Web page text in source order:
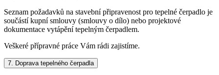
Seznam požadavků na stavební připravenost pro tepelné čerpadlo je
součástí kupní smlouvy (smlouvy o dílo) nebo projektové
dokumentace vytápění tepelným čerpadlem.
Veškeré přípravné práce Vám rádi zajistíme.
7. Doprava tepelného čerpadla